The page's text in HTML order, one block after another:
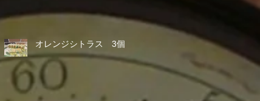
オレンジシトラス 3個